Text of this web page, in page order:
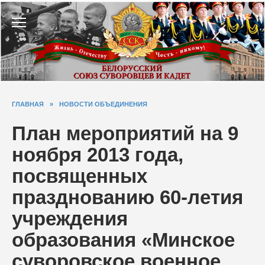
Перейти
к
содержанию
ГЛАВНАЯ » НОВОСТИ ОБЪЕДИНЕНИЯ
План мероприятий на 9
ноября 2013 года,
посвященных
празднованию 60-летия
учреждения
образования «Минское